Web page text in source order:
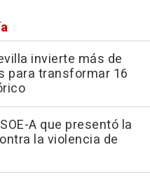
invierte más de
para transformar 16
A que presentó la
la violencia de